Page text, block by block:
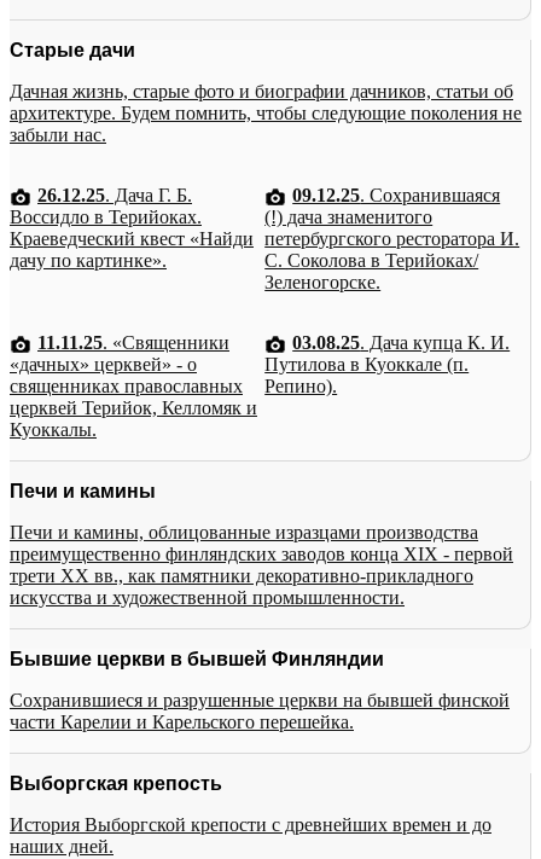
Старые дачи
Дачная жизнь, старые фото и биографии дачников, статьи об
архитектуре. Будем помнить, чтобы следующие поколения не
забыли нас.
26.12.25. Дача Г. Б.
Воссидло в Терийоках.
Краеведческий квест «Найди
дачу по картинке».
09.12.25. Сохранившаяся
(!) дача знаменитого
петербургского ресторатора И.
С. Соколова в Терийоках/
Зеленогорске.
11.11.25. «Священники
«дачных» церквей» - о
священниках православных
церквей Терийок, Келломяк и
Куоккалы.
03.08.25. Дача купца К. И.
Путилова в Куоккале (п.
Репино).
Печи и камины
Печи и камины, облицованные изразцами производства
преимущественно финляндских заводов конца XIX - первой
трети XX вв., как памятники декоративно-прикладного
искусства и художественной промышленности.
Бывшие церкви в бывшей Финляндии
Сохранившиеся и разрушенные церкви на бывшей финской
части Карелии и Карельского перешейка.
Выборгская крепость
История Выборгской крепости с древнейших времен и до
наших дней.